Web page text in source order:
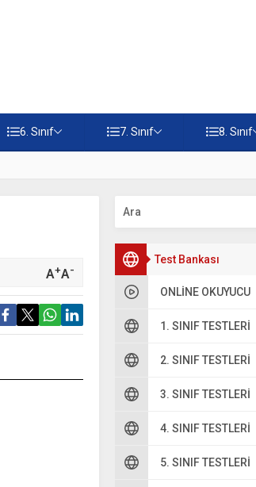
6. Sınıf 7. Sınıf 8. Sınıf
Test Bankası
ONLINE OKUYUCU
1. SINIF TESTLERI
2. SINIF TESTLERI
3. SINIF TESTLERI
4. SINIF TESTLERI
5. SINIF TESTLERI
A+A-
1. Tohum ya da meyve oluşturma
2. Döllenme
3. Çimlenme